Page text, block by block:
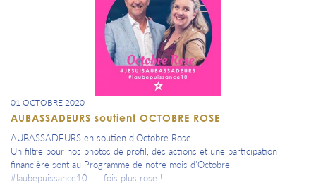
01 OCTOBRE 2020
AUBASSADEURS soutient OCTOBRE ROSE
AUBASSADEURS en soutien d'Octobre Rose.
Un filtre pour nos photos de profil, des actions et une participation
financière sont au Programme de notre mois d'Octobre.
#laubepuissance10 ..... fois plus rose !